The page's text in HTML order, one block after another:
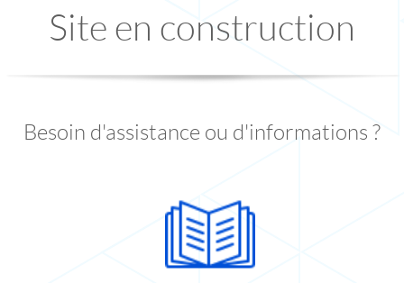
Site en construction
Besoin d'assistance ou d'informations ?